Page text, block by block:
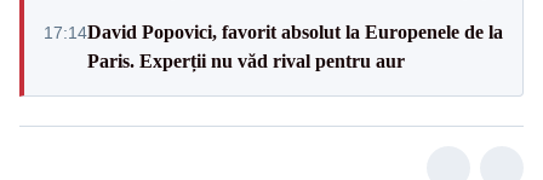
17:14David Popovici, favorit absolut la Europenele de la
Paris. Experții nu văd rival pentru aur